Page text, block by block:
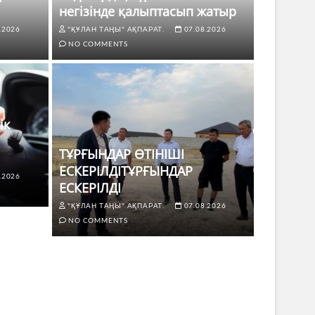
жүргізушілері үшін не
NO COMMENTS
негізінде қалыптасып жатыр
"ҚҰЛАН ТАҢЫ" АҚПАРАТ.
07.08.2026
NO COMMENTS
ТҰРҒЫНДАР ӨТІНІШІ
ЕСКЕРІЛДІТҰРҒЫНДАР
ЕСКЕРІЛДІ
"ҚҰЛАН ТАҢЫ" АҚПАРАТ.
07.08.2026
NO COMMENTS